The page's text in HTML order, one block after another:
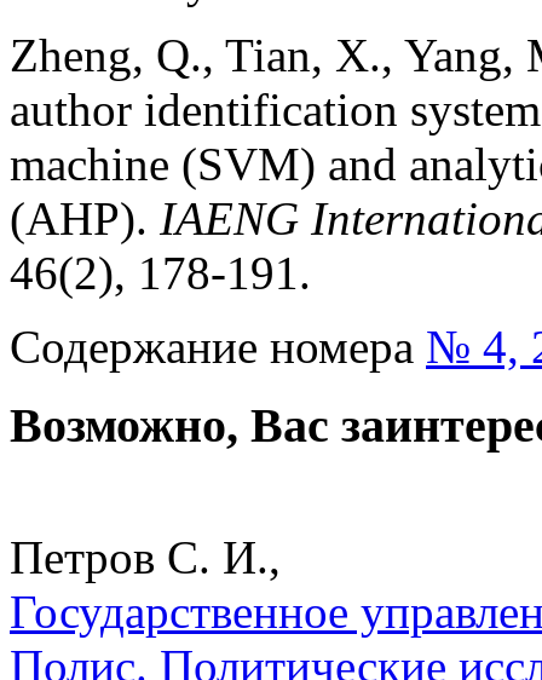
Zheng, Q., Tian, X.,
author identification
machine (SVM) and
(AHP). IAENG
46(2), 178-191.
Содержание номера № 4,
Возможно, Вас
Петров С. И.,
Государственное
Полис. Политические